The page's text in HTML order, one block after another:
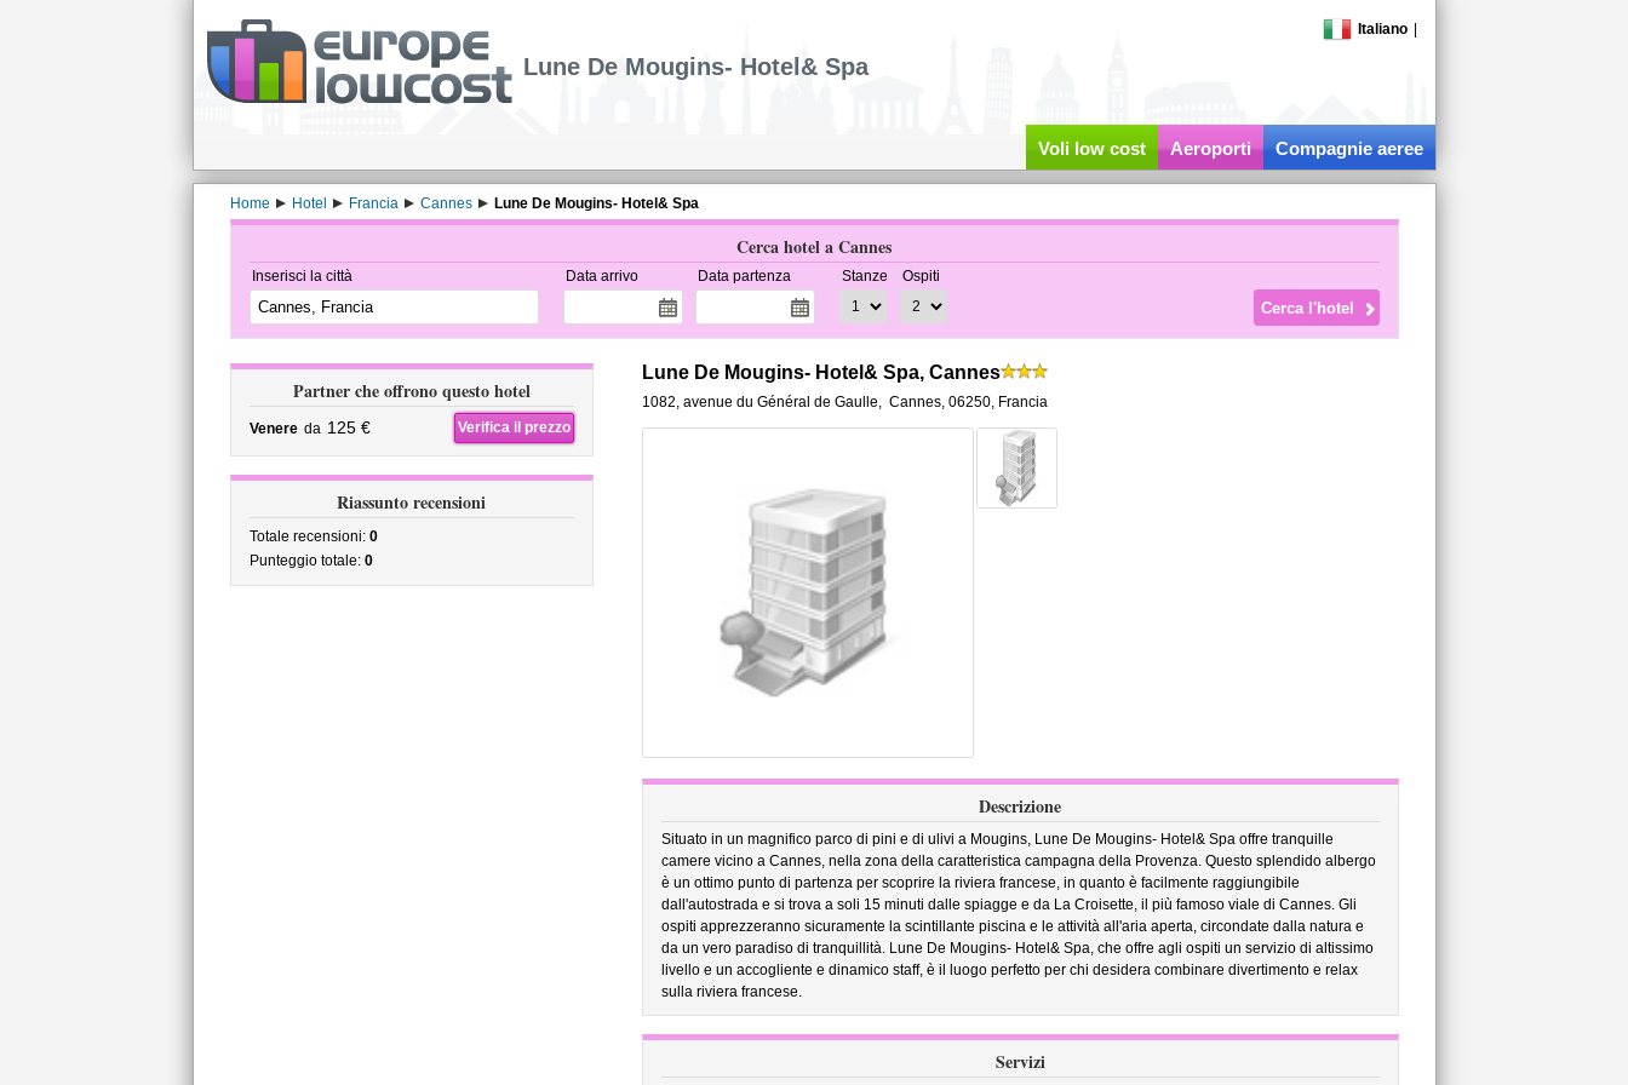
Italiano
Lune De Mougins- Hotel& Spa
Voli low cost Aeroporti Compagnie aeree
Home Hotel Francia Cannes Lune De Mougins- Hotel& Spa
Cerca hotel a Cannes
Inserisci la città Data arrivo Data partenza Stanze Ospiti
Partner che offrono questo hotel
Venere da 125 € Verifica il prezzo
Riassunto recensioni
Totale recensioni: 0
Punteggio totale: 0
Lune De Mougins- Hotel& Spa, Cannes
1082, avenue du Général de Gaulle, Cannes, 06250, Francia
Descrizione
Situato in un magnifico parco di pini e di ulivi a Mougins, Lune De Mougins- Hotel& Spa offre tranquille
camere vicino a Cannes, nella zona della caratteristica campagna della Provenza. Questo splendido albergo
è un ottimo punto di partenza per scoprire la riviera francese, in quanto è facilmente raggiungibile
dall'autostrada e si trova a soli 15 minuti dalle spiagge e da La Croisette, il più famoso viale di Cannes. Gli
ospiti apprezzeranno sicuramente la scintillante piscina e le attività all'aria aperta, circondate dalla natura e
da un vero paradiso di tranquillità. Lune De Mougins- Hotel& Spa, che offre agli ospiti un servizio di altissimo
livello e un accogliente e dinamico staff, è il luogo perfetto per chi desidera combinare divertimento e relax
sulla riviera francese.
Servizi